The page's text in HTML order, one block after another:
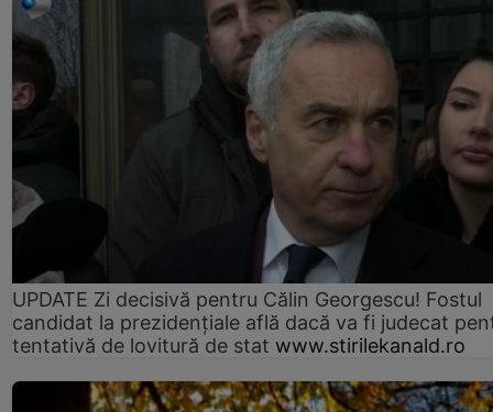
UPDATE Zi decisivă pentru Călin Georgescu! Fostul
candidat la prezidențiale află dacă va fi judecat
tentativă de lovitură de stat www.stirilekanald.ro